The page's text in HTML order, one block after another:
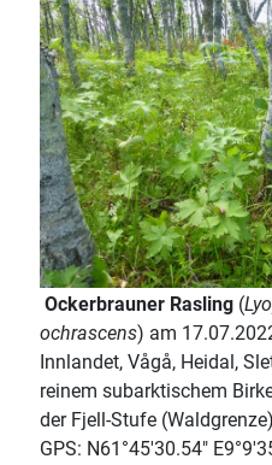
Ockerbrauner Rasling (
ochrascens) am
Innlandet, Vågå, Heidal,
reinem subarktischem
der Fjell-Stufe
GPS: N61°45'30.54"